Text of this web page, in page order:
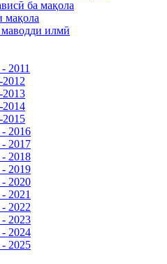
ба мақола
мақола
илмӣ
2011
2016
2017
2018
2019
2020
2021
2022
2023
2024
2025